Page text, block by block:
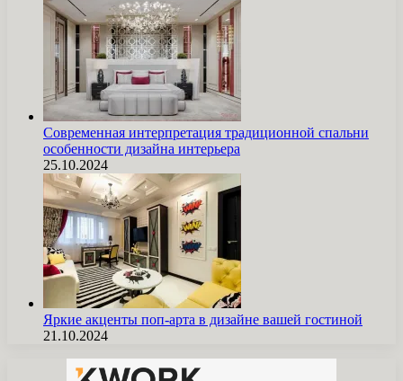
Современная интерпретация традиционной спальни
особенности дизайна интерьера
25.10.2024
Яркие акценты поп-арта в дизайне вашей гостиной
21.10.2024